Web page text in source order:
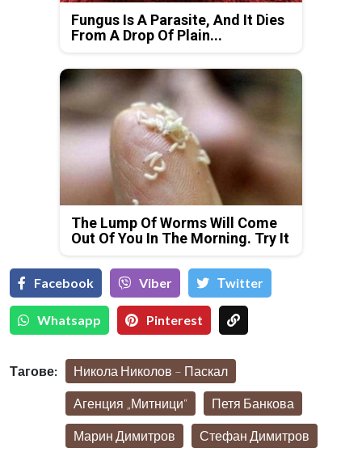
Fungus Is A Parasite, And It Dies
From A Drop Of Plain...
The Lump Of Worms Will Come
Out Of You In The Morning. Try It
Facebook Viber Тwitter
Whatsapp Pinterest
Тагове: Никола Николов – Паскал
Агенция „Митници“ Петя Банкова
Марин Димитров Стефан Димитров